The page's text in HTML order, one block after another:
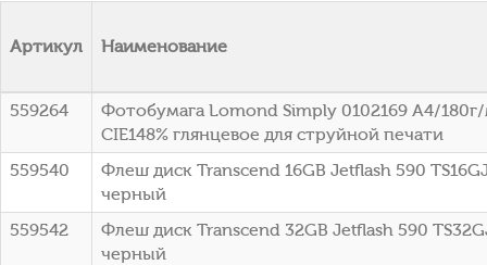
Артикул Наименование
559264
Фотобумага Lomond Simply 0102169 A4/
CIE148% глянцевое для струйной печати
559540
Флеш диск Transcend 16GB Jetflash 590
черный
559542
Флеш диск Transcend 32GB Jetflash 590
черный